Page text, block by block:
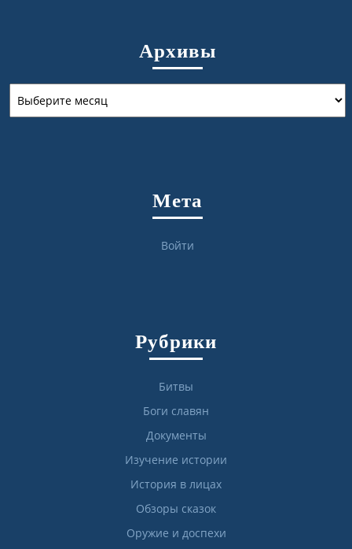
Архивы
Мета
Войти
Рубрики
Битвы
Боги славян
Документы
Изучение истории
История в лицах
Обзоры сказок
Оружие и доспехи